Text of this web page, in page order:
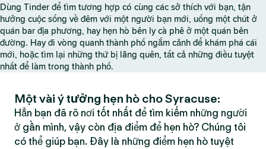
Dùng Tinder để tìm tương hợp có cùng các sở thích với bạn, tận
hưởng cuộc sống về đêm với một người bạn mới, uống một chút ở
quán bar địa phương, hay hẹn hò bên ly cà phê ở một quán bên
đường. Hay đi vòng quanh thành phố ngắm cảnh để khám phá cái
mới, hoặc tìm lại những thứ bị lãng quên, tất cả những điều tuyệt
nhất để làm trong thành phố.
Một vài ý tưởng hẹn hò cho Syracuse:
Hẳn bạn đã rõ nơi tốt nhất để tìm kiếm những người
ở gần mình, vậy còn địa điểm để hẹn hò? Chúng tôi
có thể giúp bạn. Đây là những điểm hẹn hò tuyệt